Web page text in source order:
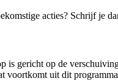
acties? Schrijf je
gericht op de
voortkomt uit dit